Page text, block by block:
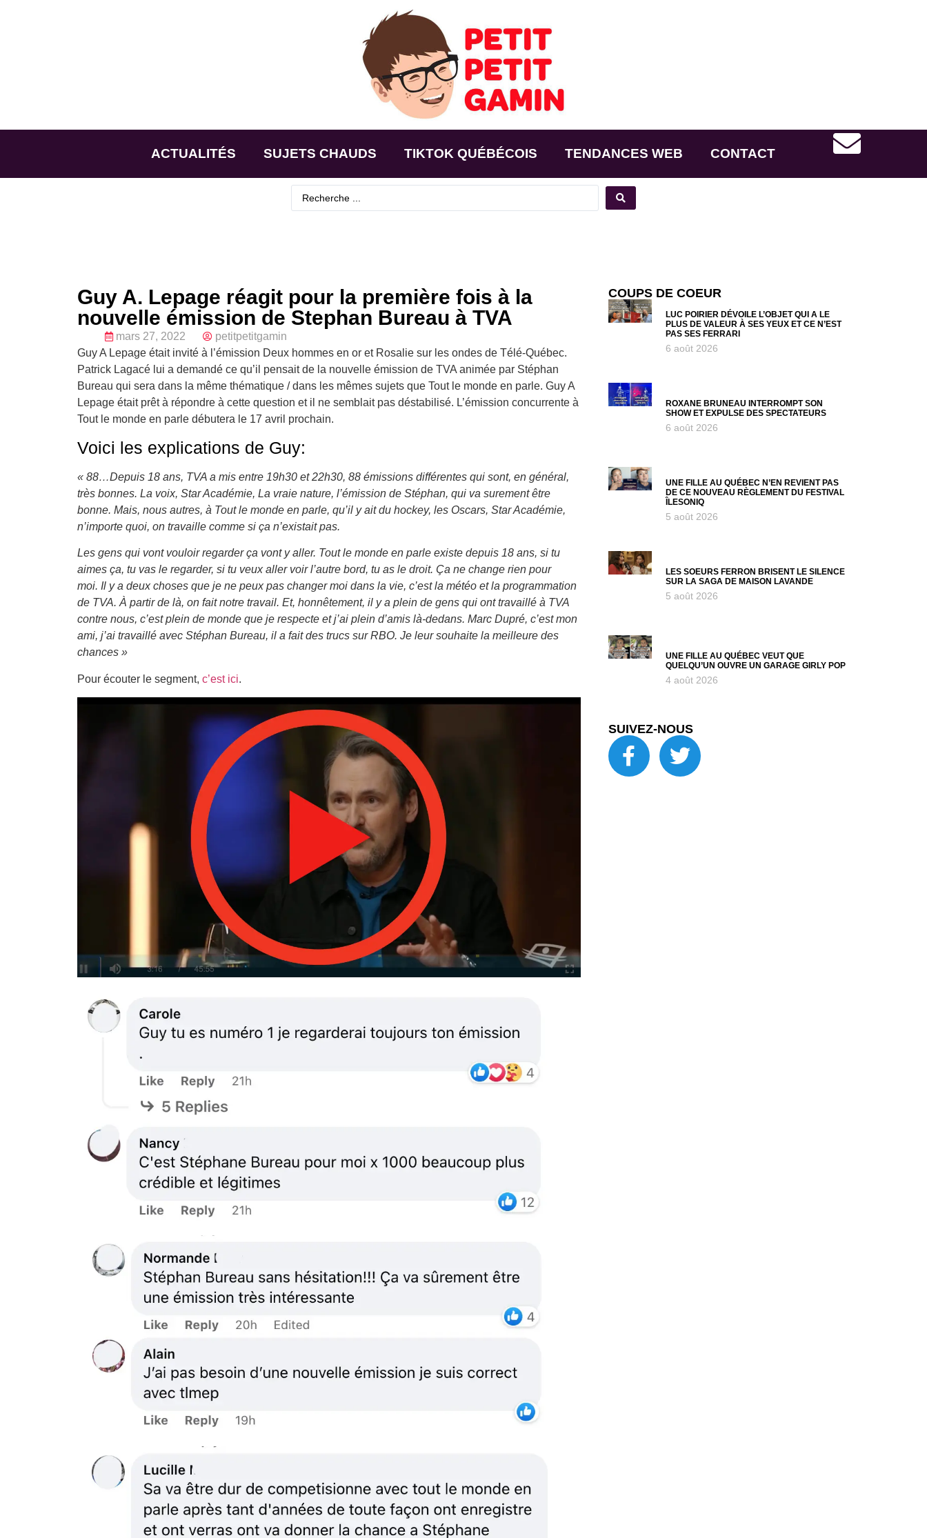
ACTUALITÉS SUJETS CHAUDS TIKTOK QUÉBÉCOIS TENDANCES WEB CONTACT
Guy A. Lepage réagit pour la première fois à la
nouvelle émission de Stephan Bureau à TVA
mars 27, 2022
petitpetitgamin
Guy A Lepage était invité à l’émission Deux hommes en or et Rosalie sur les ondes de Télé-Québec.
Patrick Lagacé lui a demandé ce qu’il pensait de la nouvelle émission de TVA animée par Stéphan
Bureau qui sera dans la même thématique / dans les mêmes sujets que Tout le monde en parle. Guy A
Lepage était prêt à répondre à cette question et il ne semblait pas déstabilisé. L’émission concurrente à
Tout le monde en parle débutera le 17 avril prochain.
Voici les explications de Guy:
« 88…Depuis 18 ans, TVA a mis entre 19h30 et 22h30, 88 émissions différentes qui sont, en général,
très bonnes. La voix, Star Académie, La vraie nature, l’émission de Stéphan, qui va surement être
bonne. Mais, nous autres, à Tout le monde en parle, qu’il y ait du hockey, les Oscars, Star Académie,
n’importe quoi, on travaille comme si ça n’existait pas.
Les gens qui vont vouloir regarder ça vont y aller. Tout le monde en parle existe depuis 18 ans, si tu
aimes ça, tu vas le regarder, si tu veux aller voir l’autre bord, tu as le droit. Ça ne change rien pour
moi. Il y a deux choses que je ne peux pas changer moi dans la vie, c’est la météo et la programmation
de TVA. À partir de là, on fait notre travail. Et, honnêtement, il y a plein de gens qui ont travaillé à TVA
contre nous, c’est plein de monde que je respecte et j’ai plein d’amis là-dedans. Marc Dupré, c’est mon
ami, j’ai travaillé avec Stéphan Bureau, il a fait des trucs sur RBO. Je leur souhaite la meilleure des
chances »
Pour écouter le segment, c’est ici.
COUPS DE COEUR
LUC POIRIER DÉVOILE L’OBJET QUI A LE
PLUS DE VALEUR À SES YEUX ET CE N’EST
PAS SES FERRARI
6 août 2026
ROXANE BRUNEAU INTERROMPT SON
SHOW ET EXPULSE DES SPECTATEURS
6 août 2026
UNE FILLE AU QUÉBEC N’EN REVIENT PAS
DE CE NOUVEAU RÈGLEMENT DU FESTIVAL
ÎLESONIQ
5 août 2026
LES SOEURS FERRON BRISENT LE SILENCE
SUR LA SAGA DE MAISON LAVANDE
5 août 2026
UNE FILLE AU QUÉBEC VEUT QUE
QUELQU’UN OUVRE UN GARAGE GIRLY POP
4 août 2026
SUIVEZ-NOUS